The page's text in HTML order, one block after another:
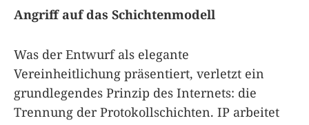
Angriff auf das Schichtenmodell
Was der Entwurf als elegante
Vereinheitlichung präsentiert, verletzt ein
grundlegendes Prinzip des Internets: die
Trennung der Protokollschichten. IP arbeitet